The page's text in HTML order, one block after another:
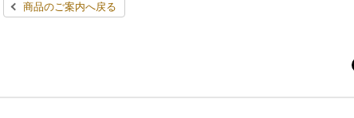
商品のご案内へ戻る